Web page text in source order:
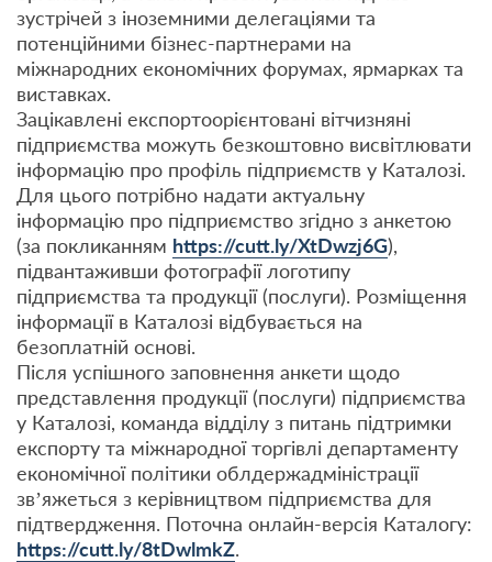
зустрічей з іноземними делегаціями та
потенційними бізнес-партнерами на
міжнародних економічних форумах, ярмарках та
виставках.
Зацікавлені експортоорієнтовані вітчизняні
підприємства можуть безкоштовно висвітлювати
інформацію про профіль підприємств у Каталозі.
Для цього потрібно надати актуальну
інформацію про підприємство згідно з анкетою
(за покликанням https://cutt.ly/XtDwzj6G),
підвантаживши фотографії логотипу
підприємства та продукції (послуги). Розміщення
інформації в Каталозі відбувається на
безоплатній основі.
Після успішного заповнення анкети щодо
представлення продукції (послуги) підприємства
у Каталозі, команда відділу з питань підтримки
експорту та міжнародної торгівлі департаменту
економічної політики облдержадміністрації
зв’яжеться з керівництвом підприємства для
підтвердження. Поточна онлайн-версія Каталогу:
https://cutt.ly/8tDwlmkZ.